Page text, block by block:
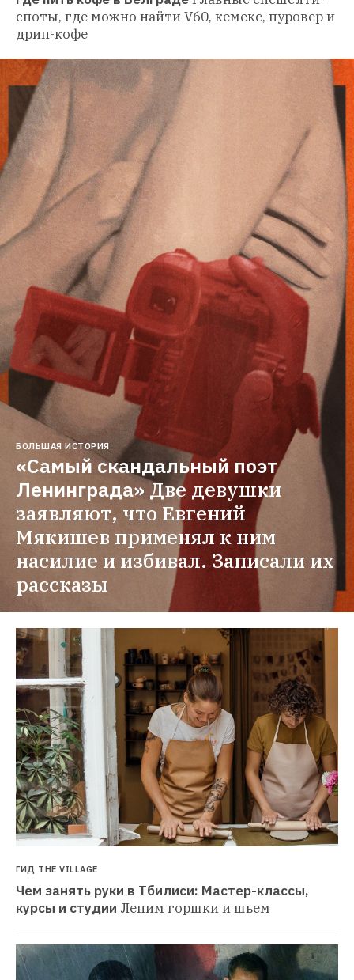
споты, где можно найти V60, кемекс, пуровер и
дрип-кофе
БОЛЬШАЯ ИСТОРИЯ
«Самый скандальный поэт
Ленинграда»Две девушки
заявляют, что Евгений
Мякишев применял к ним
насилие и избивал. Записали их
рассказы
ГИД THE VILLAGE
Чем занять руки в Тбилиси: Мастер-классы,
курсы и студии Лепим горшки и шьем